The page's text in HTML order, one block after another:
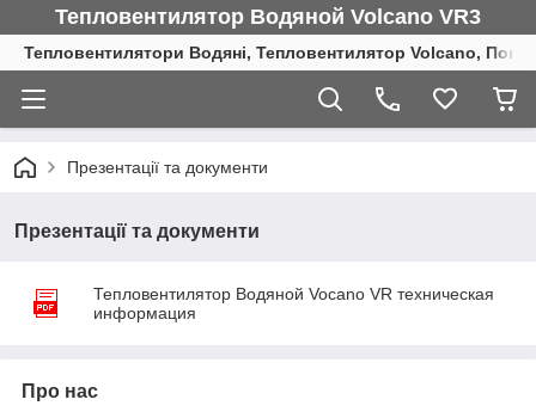
Тепловентилятор Водяной Volcano VR3
Тепловентилятори Водяні, Тепловентилятор Volcano,
Презентації та документи
Презентації та документи
Тепловентилятор Водяной Vocano VR техническая
информация
Про нас